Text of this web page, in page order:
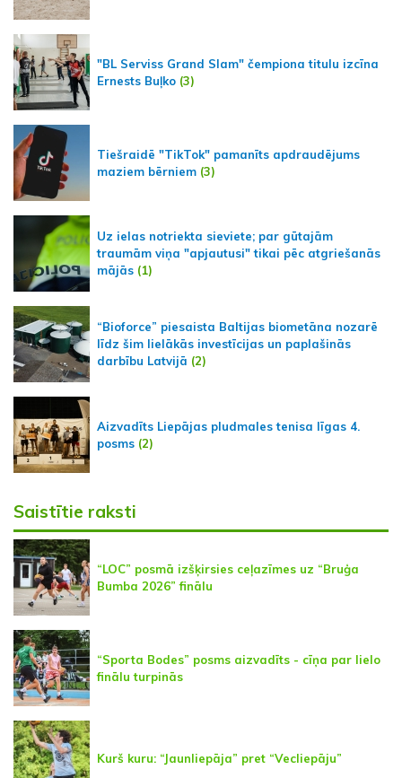
"BL Serviss Grand Slam" čempiona titulu izcīna
Ernests Buļko (3)
Tiešraidē "TikTok" pamanīts apdraudējums
maziem bērniem (3)
Uz ielas notriekta sieviete; par gūtajām
traumām viņa "apjautusi" tikai pēc atgriešanās
mājās (1)
“Bioforce” piesaista Baltijas biometāna nozarē
līdz šim lielākās investīcijas un paplašinās
darbību Latvijā (2)
Aizvadīts Liepājas pludmales tenisa līgas 4.
posms (2)
Saistītie raksti
“LOC” posmā izšķirsies ceļazīmes uz “Bruģa
Bumba 2026” finālu
“Sporta Bodes” posms aizvadīts - cīņa par lielo
finālu turpinās
Kurš kuru: “Jaunliepāja” pret “Vecliepāju”